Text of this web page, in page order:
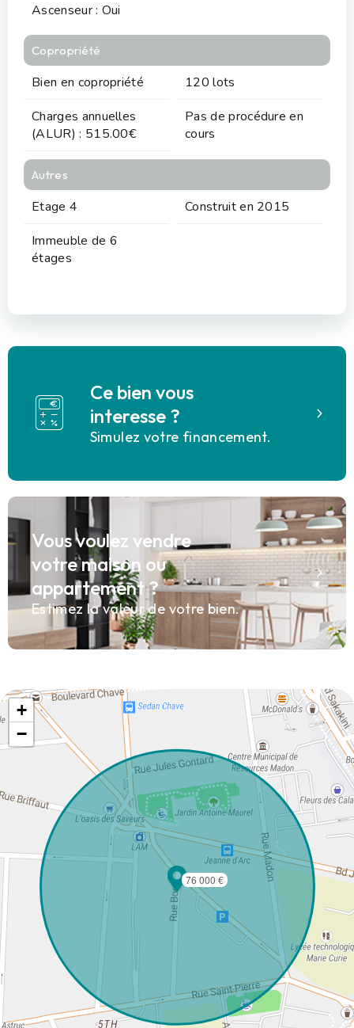
Ascenseur : Oui
Copropriété
Bien en copropriété
120 lots
Charges annuelles
(ALUR) : 515.00€
Pas de procédure en
cours
Autres
Etage 4
Construit en 2015
Immeuble de 6
étages
Ce bien vous
interesse ?
Simulez votre financement.
Vous voulez vendre
votre maison ou
appartement ?
Estimez la valeur de votre bien.
76 000 €
+
−